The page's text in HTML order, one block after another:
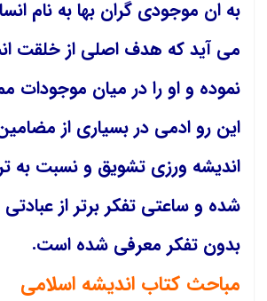
به ان موجودی گران بها به نام
می آید که هدف اصلی از خلقت
نموده و او را در میان موجودات
این رو ادمی در بسیاری از
اندیشه ورزی تشویق و نسبت به
شده و ساعتی تفکر برتر از عبادتی
بدون تفکر معرفی شده است.
مباحث کتاب اندیشه اسلامی